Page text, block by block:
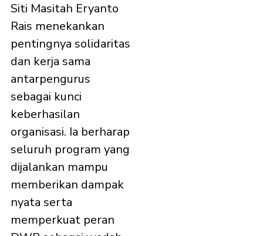
Siti Masitah Eryanto
Rais menekankan
pentingnya solidaritas
dan kerja sama
antarpengurus
sebagai kunci
keberhasilan
organisasi. Ia berharap
seluruh program yang
dijalankan mampu
memberikan dampak
nyata serta
memperkuat peran